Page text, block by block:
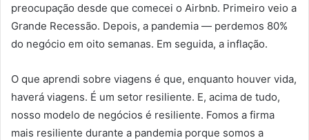
preocupação desde que comecei o Airbnb. Primeiro veio a
Grande Recessão. Depois, a pandemia — perdemos 80%
do negócio em oito semanas. Em seguida, a inflação.
O que aprendi sobre viagens é que, enquanto houver vida,
haverá viagens. É um setor resiliente. E, acima de tudo,
nosso modelo de negócios é resiliente. Fomos a firma
mais resiliente durante a pandemia porque somos a